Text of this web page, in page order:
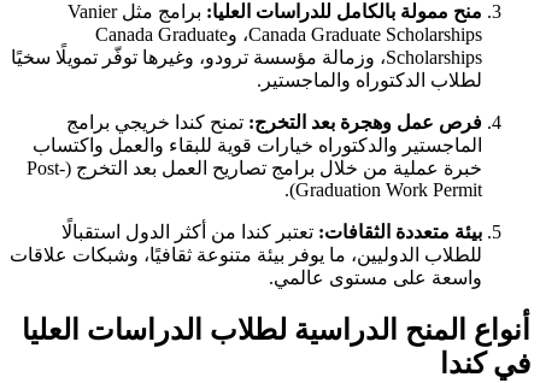
منح ممولة بالكامل للدراسات العليا:
برامج مثل Vanier
Canada Graduate Scholarships، وCanada Graduate
Scholarships، وزمالة مؤسسة ترودو، وغيرها توفّر تمويلًا سخيًا
لطلاب الدكتوراه والماجستير.
فرص عمل وهجرة بعد التخرج: تمنح كندا خريجي برامج
الماجستير والدكتوراه خيارات قوية للبقاء والعمل واكتساب
خبرة عملية من خلال برامج تصاريح العمل بعد التخرج (Post-
Graduation Work Permit).
بيئة متعددة الثقافات: تعتبر كندا من أكثر الدول استقبالًا
للطلاب الدوليين، ما يوفر بيئة متنوعة ثقافيًا، وشبكات علاقات
واسعة على مستوى عالمي.
أنواع المنح الدراسية لطلاب الدراسات العليا
في كندا